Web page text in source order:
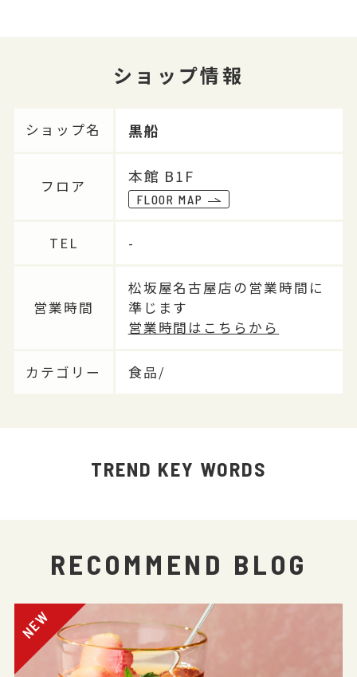
ショップ情報
ショップ名 黒船
フロア
本館 B1F
FLOOR MAP
TEL -
営業時間
松坂屋名古屋店の営業時間に
準じます
営業時間はこちらから
カテゴリー 食品/
TREND KEY WORDS
RECOMMEND BLOG